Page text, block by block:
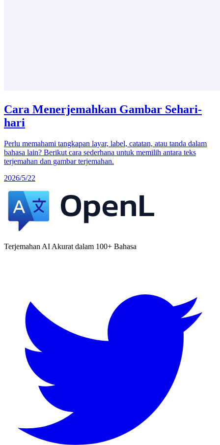
Cara Menerjemahkan Gambar Sehari-
hari
Perlu memahami tangkapan layar, label, catatan, atau tanda dalam
bahasa lain? Berikut cara sederhana untuk memilih antara teks
terjemahan dan gambar terjemahan.
2026/5/22
Terjemahan AI Akurat dalam 100+ Bahasa